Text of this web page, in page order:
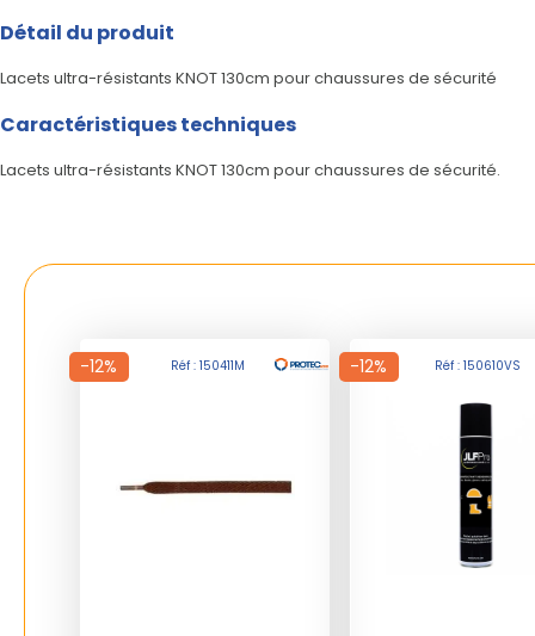
Détail du produit
Lacets ultra-résistants KNOT 130cm pour chaussures de sécurité
Caractéristiques techniques
Lacets ultra-résistants KNOT 130cm pour chaussures de sécurité.
-12% Réf : 150411M -12% Réf : 150610VS